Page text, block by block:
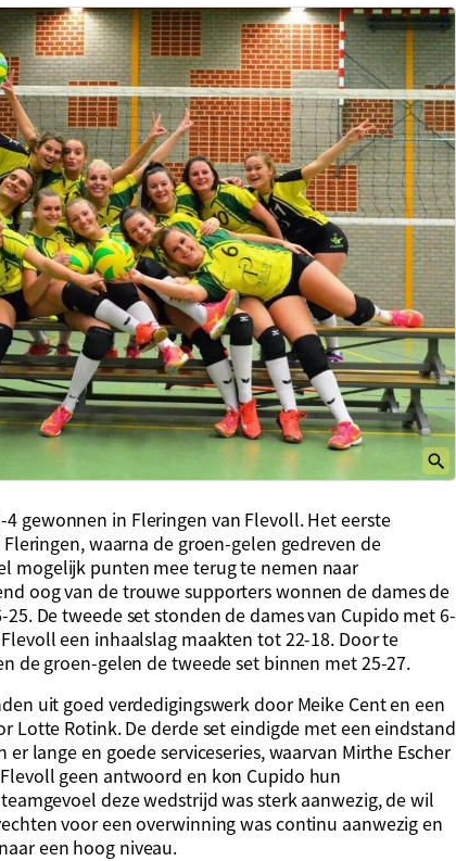
gewonnen in Fleringen van Flevoll. Het eerste
waarna de groen-gelen gedreven de
mogelijk punten mee terug te nemen naar
oog van de trouwe supporters wonnen de dames de
De tweede set stonden de dames van Cupido met 6-
een inhaalslag maakten tot 22-18. Door te
de groen-gelen de tweede set binnen met 25-27.
uit goed verdedigingswerk door Meike Cent en een
Lotte Rotink. De derde set eindigde met een eindstand
er lange en goede serviceseries, waarvan Mirthe Escher
geen antwoord en kon Cupido hun
deze wedstrijd was sterk aanwezig, de wil
voor een overwinning was continu aanwezig en
een hoog niveau.